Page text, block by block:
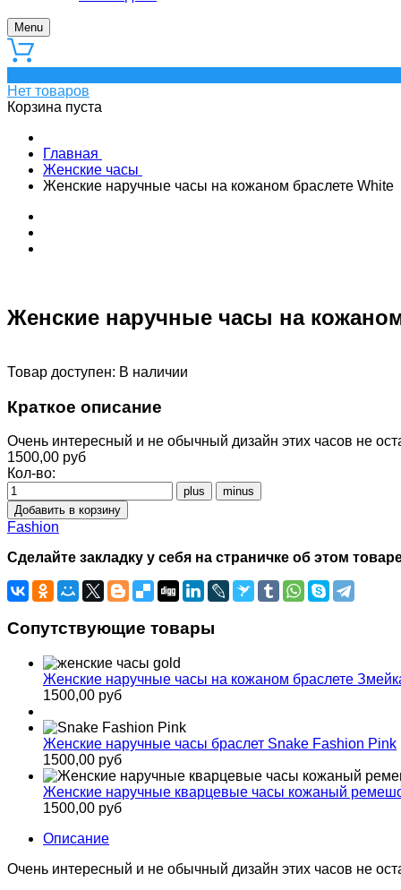
Menu
Нет товаров
Корзина пуста
Главная
Женские часы
Женские наручные часы на кожаном браслете White
Женские наручные часы на
Товар доступен: В наличии
Краткое описание
Очень интересный и не обычный дизайн этих часов не
1500,00 руб
Кол-во:
Fashion
Сделайте закладку у себя на страничке об этом
Сопутствующие товары
Женские наручные часы на кожаном браслете
1500,00 руб
Женские наручные часы браслет Snake Fashion Pink
1500,00 руб
Женские наручные кварцевые часы кожаный
1500,00 руб
Описание
Очень интересный и не обычный дизайн этих часов не